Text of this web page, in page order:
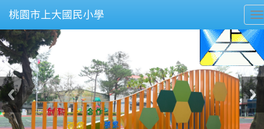
桃園市上大國民小學